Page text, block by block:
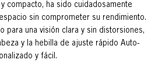
compacto, ha sido cuidadosamente
sin comprometer su rendimiento.
para una visión clara y sin distorsiones,
y la hebilla de ajuste rápido Auto-
y fácil.